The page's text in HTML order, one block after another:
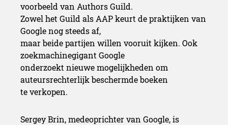
voorbeeld van Authors Guild.
Zowel het Guild als AAP keurt de praktijken van
Google nog steeds af,
maar beide partijen willen vooruit kijken. Ook
zoekmachinegigant Google
onderzoekt nieuwe mogelijkheden om
auteursrechterlijk beschermde boeken
te verkopen.
Sergey Brin, medeoprichter van Google, is